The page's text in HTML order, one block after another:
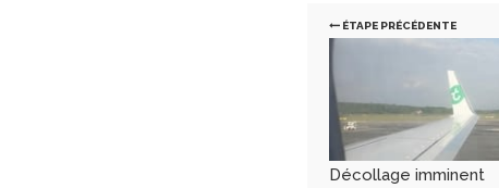
ÉTAPE PRÉCÉDENTE
Décollage imminent